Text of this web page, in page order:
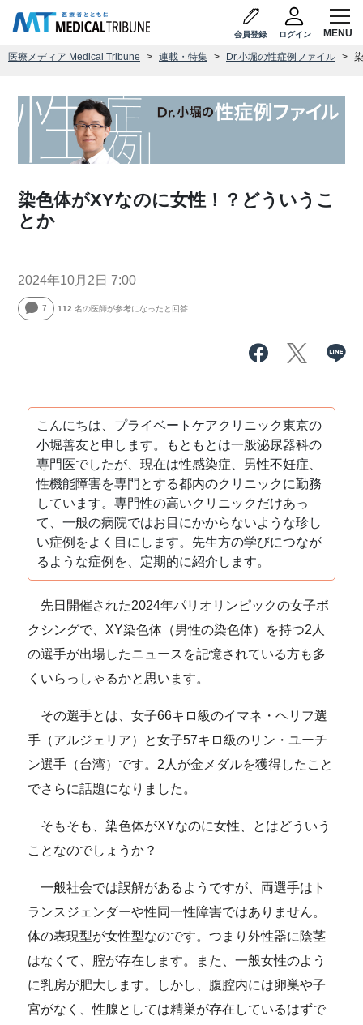
会員登録 ログイン
医療メディア Medical Tribune 連載・特集 Dr.小堀の性症例ファイル
染色体がXYなのに女性！？どういうこ
とか
2024年10月2日 7:00
7 112 名の医師が参考になったと回答
こんにちは、プライベートケアクリニック東京の
小堀善友と申します。もともとは一般泌尿器科の
専門医でしたが、現在は性感染症、男性不妊症、
性機能障害を専門とする都内のクリニックに勤務
しています。専門性の高いクリニックだけあっ
て、一般の病院ではお目にかからないような珍し
い症例をよく目にします。先生方の学びにつなが
るような症例を、定期的に紹介します。
先日開催された2024年パリオリンピックの女子ボ
クシングで、XY染色体（男性の染色体）を持つ2人
の選手が出場したニュースを記憶されている方も多
くいらっしゃるかと思います。
その選手とは、女子66キロ級のイマネ・ヘリフ選
手（アルジェリア）と女子57キロ級のリン・ユーチ
ン選手（台湾）です。2人が金メダルを獲得したこと
でさらに話題になりました。
そもそも、染色体がXYなのに女性、とはどういう
ことなのでしょうか？
一般社会では誤解があるようですが、両選手はト
ランスジェンダーや性同一性障害ではありません。
体の表現型が女性型なのです。つまり外性器に陰茎
はなくて、腟が存在します。また、一般女性のよう
に乳房が肥大します。しかし、腹腔内には卵巣や子
宮がなく、性腺としては精巣が存在しているはずで